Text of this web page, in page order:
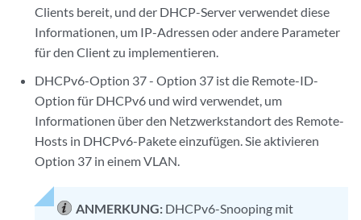
Clients bereit, und der DHCP-Server verwendet diese
Informationen, um IP-Adressen oder andere Parameter
für den Client zu implementieren.
DHCPv6-Option 37 - Option 37 ist die Remote-ID-
Option für DHCPv6 und wird verwendet, um
Informationen über den Netzwerkstandort des Remote-
Hosts in DHCPv6-Pakete einzufügen. Sie aktivieren
Option 37 in einem VLAN.
ANMERKUNG: DHCPv6-Snooping mit